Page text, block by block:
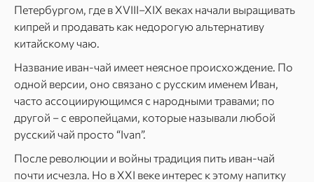
Петербургом, где в XVIII–XIX веках начали выращивать
кипрей и продавать как недорогую альтернативу
китайскому чаю.
Название иван-чай имеет неясное происхождение. По
одной версии, оно связано с русским именем Иван,
часто ассоциирующимся с народными травами; по
другой – с европейцами, которые называли любой
русский чай просто “Ivan”.
После революции и войны традиция пить иван-чай
почти исчезла. Но в XXI веке интерес к этому напитку